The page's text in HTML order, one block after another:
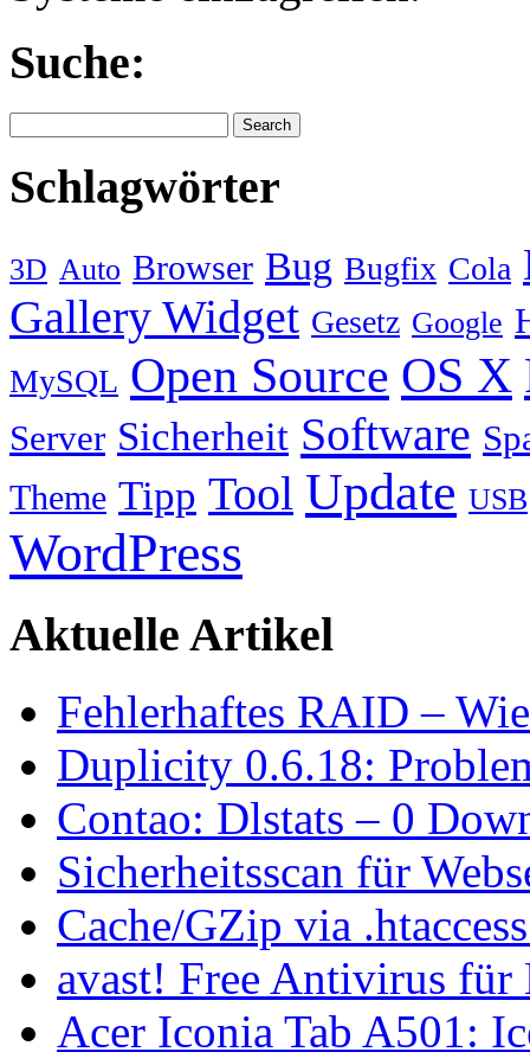
Suche:
Schlagwörter
3D Auto Browser Bug Bugfix Cola
Gallery Widget Gesetz Google
MySQL Open Source OS X
Server Sicherheit Software
Theme Tipp Tool Update USB
WordPress
Aktuelle Artikel
Fehlerhaftes RAID –
Duplicity 0.6.18:
Contao: Dlstats – 0
Sicherheitsscan für
Cache/GZip via
avast! Free Antivirus
Acer Iconia Tab A501: